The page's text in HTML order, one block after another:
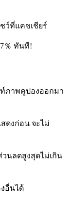
ว์ที่แคชเชียร์
％ ทันที!
ภาพคูปองออกมา
ดงก่อน จะไม่
วนลดสูงสุดไม่เกิน
อื่นได้